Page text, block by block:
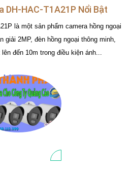
DH-HAC-T1A21P Nổi Bật
là một sản phẩm camera hồng ngoại
2MP, đèn hồng ngoại thông minh,
đến 10m trong điều kiện ánh...